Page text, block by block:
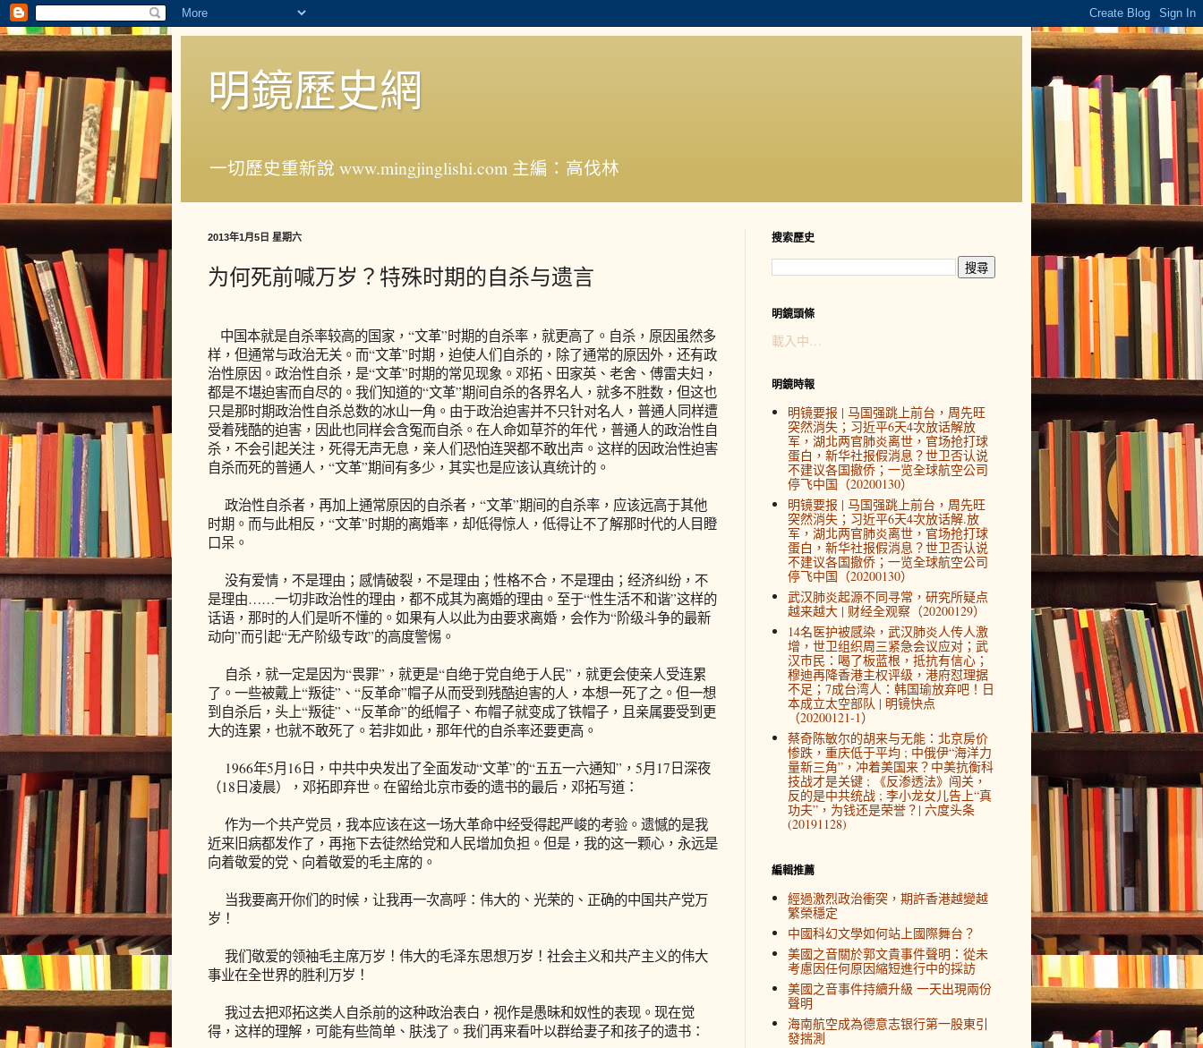
明鏡歷史網
一切歷史重新說 www.mingjinglishi.com 主編：高伐林
2013年1月5日 星期六
为何死前喊万岁？特殊时期的自杀与遗言
中国本就是自杀率较高的国家，“文革”时期的自杀率，就更高了。自杀，原因虽然多
样，但通常与政治无关。而“文革”时期，迫使人们自杀的，除了通常的原因外，还有政
治性原因。政治性自杀，是“文革”时期的常见现象。邓拓、田家英、老舍、傅雷夫妇，
都是不堪迫害而自尽的。我们知道的“文革”期间自杀的各界名人，就多不胜数，但这也
只是那时期政治性自杀总数的冰山一角。由于政治迫害并不只针对名人，普通人同样遭
受着残酷的迫害，因此也同样会含冤而自杀。在人命如草芥的年代，普通人的政治性自
杀，不会引起关注，死得无声无息，亲人们恐怕连哭都不敢出声。这样的因政治性迫害
自杀而死的普通人，“文革”期间有多少，其实也是应该认真统计的。
政治性自杀者，再加上通常原因的自杀者，“文革”期间的自杀率，应该远高于其他
时期。而与此相反，“文革”时期的离婚率，却低得惊人，低得让不了解那时代的人目瞪
口呆。
没有爱情，不是理由；感情破裂，不是理由；性格不合，不是理由；经济纠纷，不
是理由……一切非政治性的理由，都不成其为离婚的理由。至于“性生活不和谐”这样的
话语，那时的人们是听不懂的。如果有人以此为由要求离婚，会作为“阶级斗争的最新
动向”而引起“无产阶级专政”的高度警惕。
自杀，就一定是因为“畏罪”，就更是“自绝于党自绝于人民”，就更会使亲人受连累
了。一些被戴上“叛徒”、“反革命”帽子从而受到残酷迫害的人，本想一死了之。但一想
到自杀后，头上“叛徒”、“反革命”的纸帽子、布帽子就变成了铁帽子，且亲属要受到更
大的连累，也就不敢死了。若非如此，那年代的自杀率还要更高。
1966年5月16日，中共中央发出了全面发动“文革”的“五五一六通知”，5月17日深夜
（18日凌晨），邓拓即弃世。在留给北京市委的遗书的最后，邓拓写道：
作为一个共产党员，我本应该在这一场大革命中经受得起严峻的考验。遗憾的是我
近来旧病都发作了，再拖下去徒然给党和人民增加负担。但是，我的这一颗心，永远是
向着敬爱的党、向着敬爱的毛主席的。
当我要离开你们的时候，让我再一次高呼：伟大的、光荣的、正确的中国共产党万
岁！
我们敬爱的领袖毛主席万岁！伟大的毛泽东思想万岁！社会主义和共产主义的伟大
事业在全世界的胜利万岁！
我过去把邓拓这类人自杀前的这种政治表白，视作是愚昧和奴性的表现。现在觉
得，这样的理解，可能有些简单、肤浅了。我们再来看叶以群给妻子和孩子的遗书：
搜索歷史
明鏡頭條
載入中…
明鏡時報
明镜要报 | 马国强跳上前台，周先旺
突然消失；习近平6天4次放话解放
军，湖北两官肺炎离世，官场抢打球
蛋白，新华社报假消息？世卫否认说
不建议各国撤侨；一览全球航空公司
停飞中国（20200130）
明镜要报 | 马国强跳上前台，周先旺
突然消失；习近平6天4次放话解.放
军，湖北两官肺炎离世，官场抢打球
蛋白，新华社报假消息？世卫否认说
不建议各国撤侨；一览全球航空公司
停飞中国（20200130）
武汉肺炎起源不同寻常，研究所疑点
越来越大 | 财经全观察（20200129）
14名医护被感染，武汉肺炎人传人激
增，世卫组织周三紧急会议应对；武
汉市民：喝了板蓝根，抵抗有信心；
穆迪再降香港主权评级，港府怼理据
不足；7成台湾人：韩国瑜放弃吧！日
本成立太空部队 | 明镜快点
（20200121-1）
蔡奇陈敏尔的胡来与无能：北京房价
惨跌，重庆低于平均 ; 中俄伊“海洋力
量新三角”，冲着美国来？中美抗衡科
技战才是关键 ; 《反渗透法》闯关，
反的是中共统战 ; 李小龙女儿告上“真
功夫”，为钱还是荣誉？| 六度头条
(20191128)
編輯推薦
經過激烈政治衝突，期許香港越變越
繁榮穩定
中國科幻文學如何站上國際舞台？
美國之音關於郭文貴事件聲明：從未
考慮因任何原因縮短進行中的採訪
美國之音事件持續升級 一天出現兩份
聲明
海南航空成為德意志银行第一股東引
發揣測